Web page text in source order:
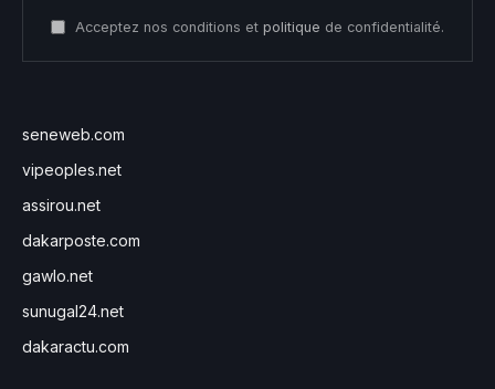
Acceptez nos conditions et politique de confidentialité.
seneweb.com
vipeoples.net
assirou.net
dakarposte.com
gawlo.net
sunugal24.net
dakaractu.com